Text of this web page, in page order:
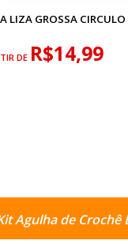
LIZA GROSSA
DE R$14,99
Agulha de